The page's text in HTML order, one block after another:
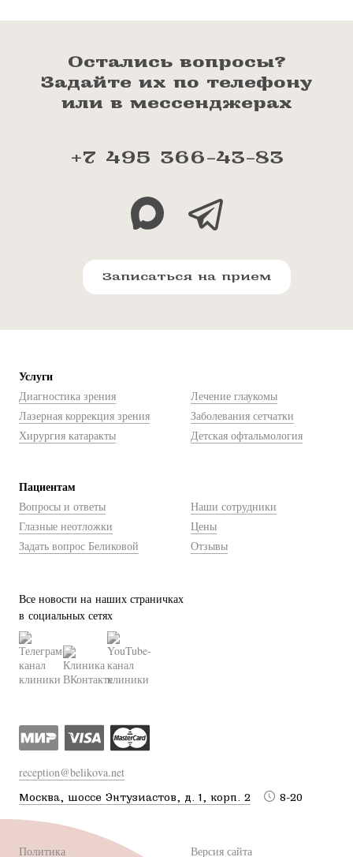
Остались вопросы?
Задайте их по телефону
или в мессенджерах
+7 495 366-43-83
Записаться на прием
Услуги
Диагностика зрения
Лазерная коррекция зрения
Хирургия катаракты
Лечение глаукомы
Заболевания сетчатки
Детская офтальмология
Пациентам
Вопросы и ответы
Глазные неотложки
Задать вопрос Беликовой
Наши сотрудники
Цены
Отзывы
Все новости на наших страничках
в социальных сетях
reception@belikova.net
Москва, шоссе Энтузиастов, д. 1, корп. 2 8-20
Политика Версия сайта